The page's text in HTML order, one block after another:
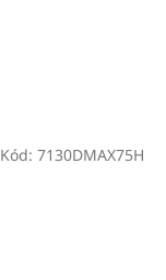
Kód: 7130DMAX75H